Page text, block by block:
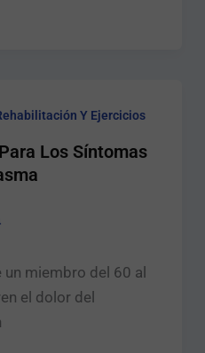
Y Ejercicios
Los Síntomas
miembro del 60 al
el dolor del